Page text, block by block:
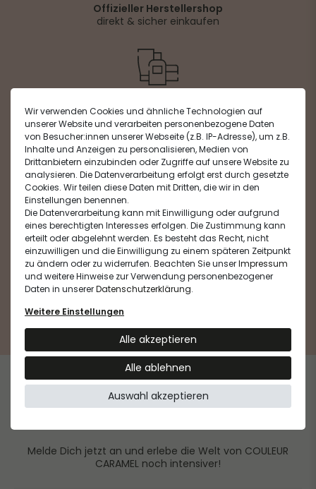
Offizieller Herstellershop
direkt & sicher einkaufen
Gratisproben
bei jeder Bestellung
Kostenloser Versand
ab einer Bestellung von 40 €**
Zahlungsarten
Widerrufs­recht Vertrag widerrufen Kontakt
Melde Dich jetzt an und erlebe die Welt von COULEUR
CARAMEL noch intensiver!
Wir verwenden Cookies und ähnliche Technologien auf
unserer Website und verarbeiten personenbezogene Daten
von Besucher:innen unserer Webseite (z.B. IP-Adresse), um z.B.
Inhalte und Anzeigen zu personalisieren, Medien von
Drittanbietern einzubinden oder Zugriffe auf unsere Website zu
analysieren. Die Datenverarbeitung erfolgt erst durch gesetzte
Cookies. Wir teilen diese Daten mit Dritten, die wir in den
Einstellungen benennen.
Die Datenverarbeitung kann mit Einwilligung oder aufgrund
eines berechtigten Interesses erfolgen. Die Zustimmung kann
erteilt oder abgelehnt werden. Es besteht das Recht, nicht
einzuwilligen und die Einwilligung zu einem späteren Zeitpunkt
zu ändern oder zu widerrufen. Beachten Sie unserImpressum
und weitere Hinweise zur Verwendung personenbezogener
Daten in unsererDaten­schutz­erklärung.
Weitere Einstellungen
Alle akzeptieren
Alle ablehnen
Auswahl akzeptieren